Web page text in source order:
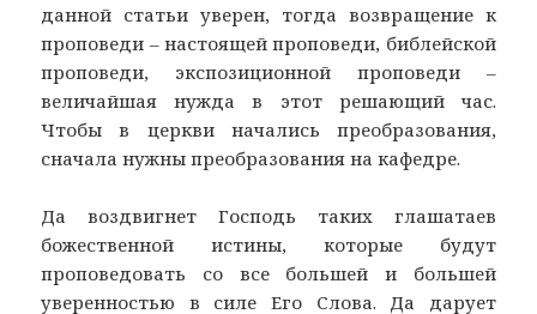
данной статьи уверен, тогда возвращение к
проповеди – настоящей проповеди, библейской
проповеди, экспозиционной проповеди –
величайшая нужда в этот решающий час.
Чтобы в церкви начались преобразования,
сначала нужны преобразования на кафедре.
Да воздвигнет Господь таких глашатаев
божественной истины, которые будут
проповедовать со все большей и большей
уверенностью в силе Его Слова. Да дарует